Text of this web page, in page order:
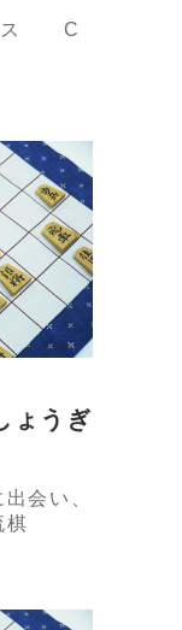
ラス C
ょうぎ
会い、
棋